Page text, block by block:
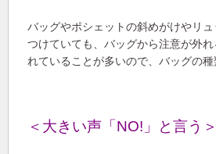
バッグやポシェットの斜めがけやリ
つけていても、バッグから注意が外
れていることが多いので、バッグの
＜大きい声「NO!」と言う＞